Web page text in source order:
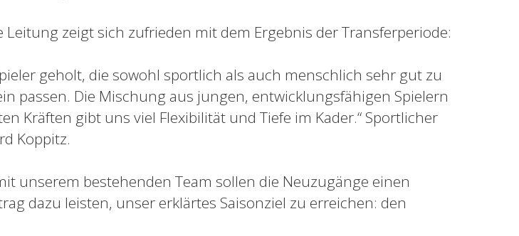
Leitung zeigt sich zufrieden mit dem Ergebnis der Transferperiode:
geholt, die sowohl sportlich als auch menschlich sehr gut zu
passen. Die Mischung aus jungen, entwicklungsfähigen Spielern
Kräften gibt uns viel Flexibilität und Tiefe im Kader.“ Sportlicher
Koppitz.
unserem bestehenden Team sollen die Neuzugänge einen
dazu leisten, unser erklärtes Saisonziel zu erreichen: den